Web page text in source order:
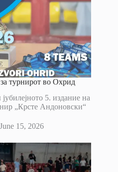
турнирот во Охрид
5. издание на
„Крсте Андоновски“
June 15, 2026